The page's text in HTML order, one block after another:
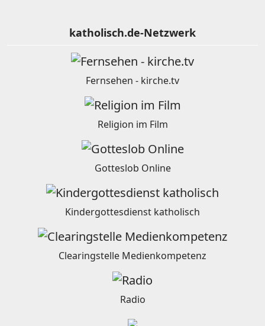
katholisch.de-Netzwerk
Fernsehen - kirche.tv
Religion im Film
Gotteslob Online
Kindergottesdienst katholisch
Clearingstelle Medienkompetenz
Radio